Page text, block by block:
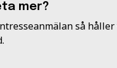
mer?
så